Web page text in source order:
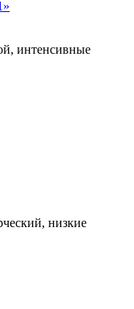
интенсивные
низкие